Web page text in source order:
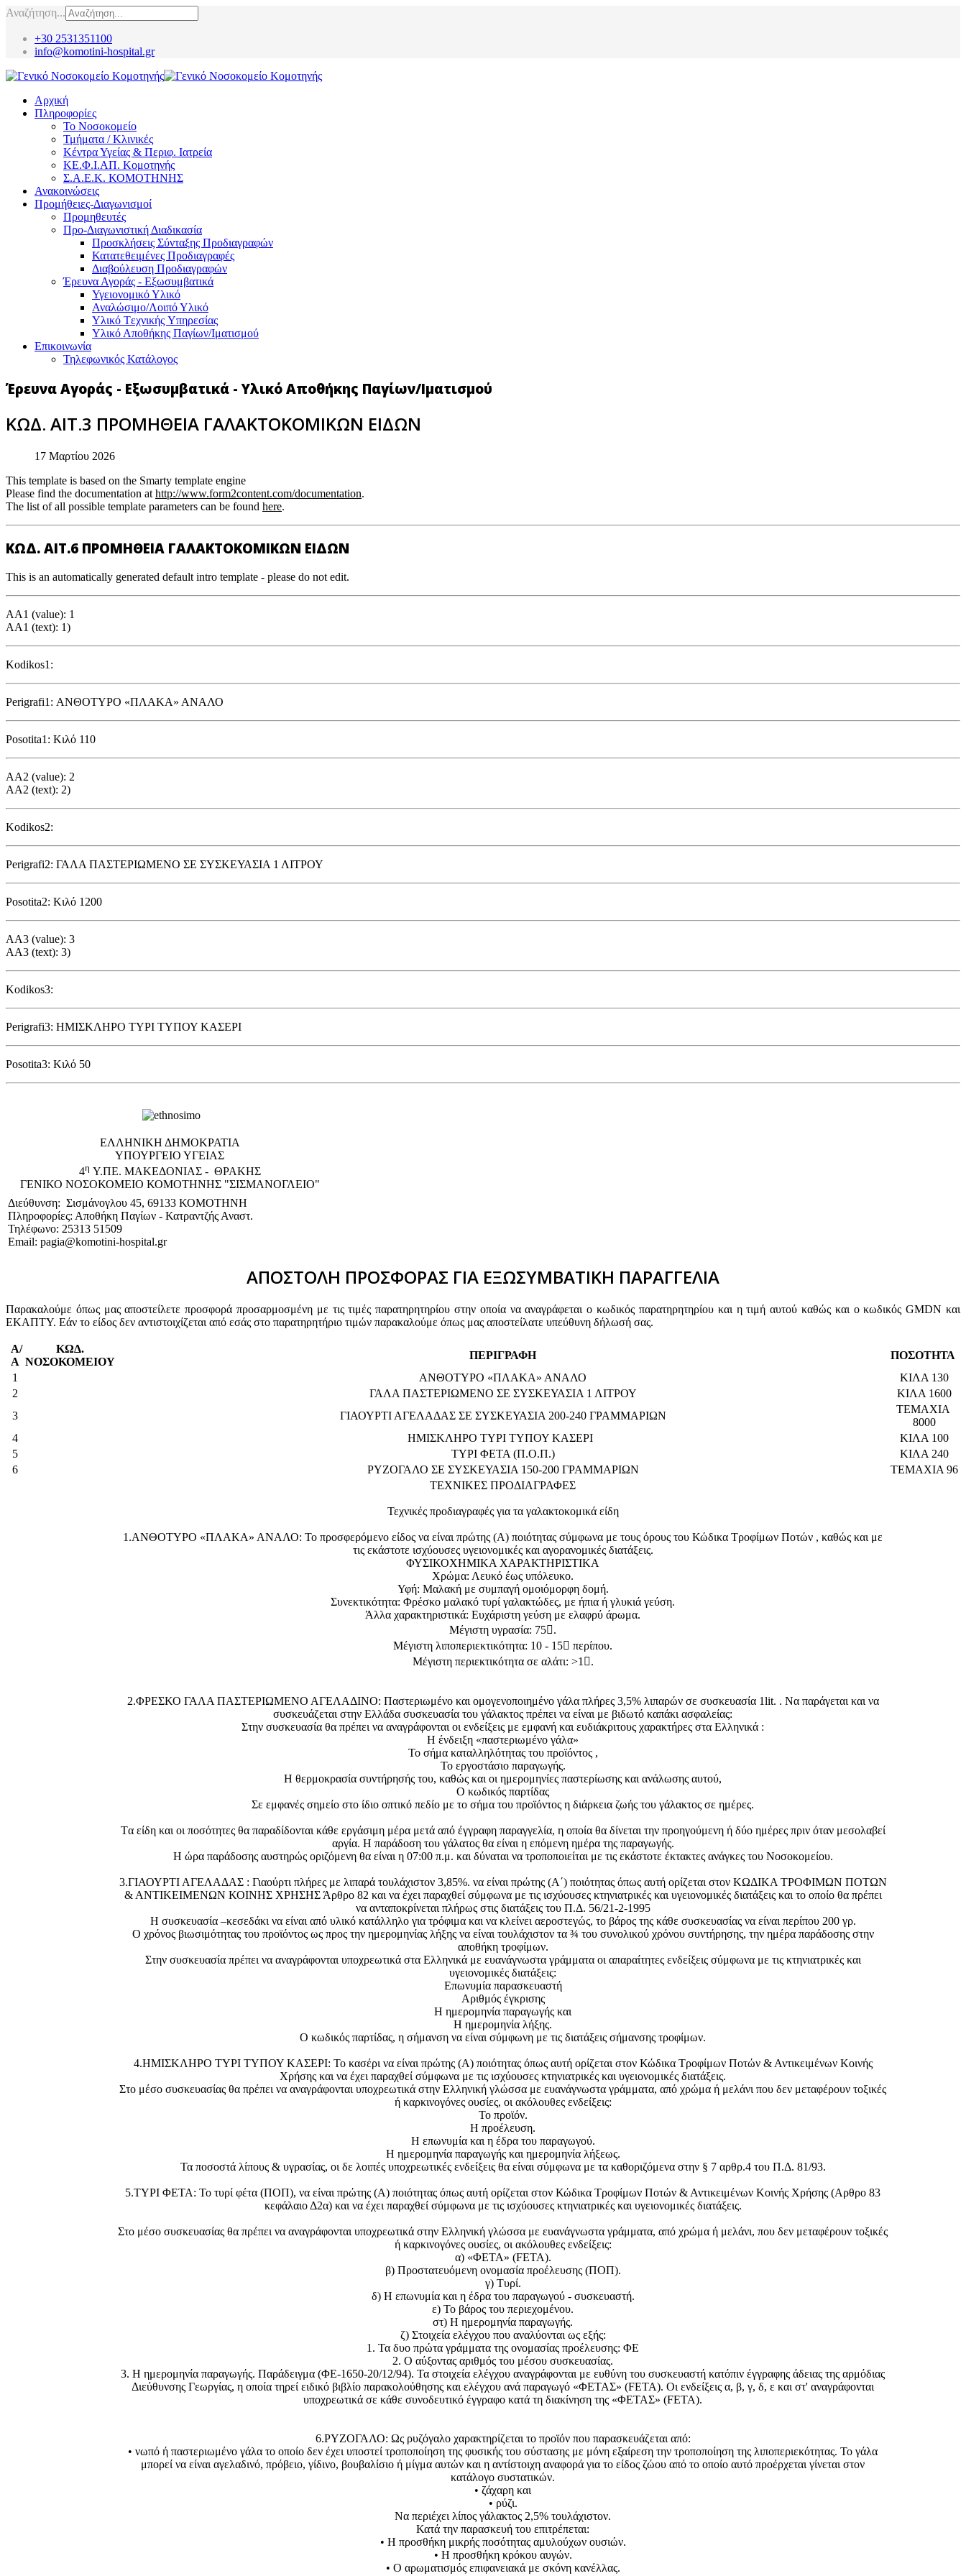
Αναζήτηση...
+30 2531351100
info@komotini-hospital.gr
Αρχική
Πληροφορίες
Το Νοσοκομείο
Τμήματα / Κλινικές
Κέντρα Υγείας & Περιφ. Ιατρεία
ΚΕ.Φ.Ι.ΑΠ. Κομοτηνής
Σ.Α.Ε.Κ. ΚΟΜΟΤΗΝΗΣ
Ανακοινώσεις
Προμήθειες-Διαγωνισμοί
Προμηθευτές
Προ-Διαγωνιστική Διαδικασία
Προσκλήσεις Σύνταξης Προδιαγραφών
Κατατεθειμένες Προδιαγραφές
Διαβούλευση Προδιαγραφών
Έρευνα Αγοράς - Εξωσυμβατικά
Υγειονομικό Υλικό
Αναλώσιμο/Λοιπό Υλικό
Υλικό Tεχνικής Yπηρεσίας
Υλικό Αποθήκης Παγίων/Ιματισμού
Επικοινωνία
Τηλεφωνικός Κατάλογος
Έρευνα Αγοράς - Εξωσυμβατικά - Υλικό Αποθήκης Παγίων/Ιματισμού
ΚΩΔ. ΑΙΤ.3 ΠΡΟΜΗΘΕΙΑ ΓΑΛΑΚΤΟΚΟΜΙΚΩΝ ΕΙΔΩΝ
17 Μαρτίου 2026
This template is based on the Smarty template engine
Please find the documentation at http://www.form2content.com/documentation.
The list of all possible template parameters can be found here.
ΚΩΔ. ΑΙΤ.6 ΠΡΟΜΗΘΕΙΑ ΓΑΛΑΚΤΟΚΟΜΙΚΩΝ ΕΙΔΩΝ
This is an automatically generated default intro template - please do not edit.
AA1 (value): 1
AA1 (text): 1)
Kodikos1:
Perigrafi1: ΑΝΘΟΤΥΡΟ «ΠΛΑΚΑ» ΑΝΑΛΟ
Posotita1: Κιλό 110
AA2 (value): 2
AA2 (text): 2)
Kodikos2:
Perigrafi2: ΓΑΛΑ ΠΑΣΤΕΡΙΩΜΕΝΟ ΣΕ ΣΥΣΚΕΥΑΣΙΑ 1 ΛΙΤΡΟΥ
Posotita2: Κιλό 1200
AA3 (value): 3
AA3 (text): 3)
Kodikos3:
Perigrafi3: ΗΜΙΣΚΛΗΡΟ ΤΥΡΙ ΤΥΠΟΥ ΚΑΣΕΡΙ
Posotita3: Κιλό 50
EΛΛΗΝΙΚΗ ΔΗΜΟΚΡΑΤΙΑ
ΥΠΟΥΡΓΕΙΟ ΥΓΕΙΑΣ
4η Υ.ΠΕ. ΜΑΚΕΔΟΝΙΑΣ - ΘΡΑΚΗΣ
ΓΕΝΙΚΟ NΟΣΟΚΟΜΕΙΟ ΚΟΜΟΤΗΝΗΣ "ΣΙΣΜΑΝΟΓΛΕΙΟ"
Διεύθυνση: Σισμάνογλου 45, 69133 ΚΟΜΟΤΗΝΗ
Πληροφορίες: Αποθήκη Παγίων - Κατραντζής Αναστ.
Τηλέφωνο: 25313 51509
Email: pagia@komotini-hospital.gr
ΑΠΟΣΤΟΛΗ ΠΡΟΣΦΟΡΑΣ ΓΙΑ ΕΞΩΣΥΜΒΑΤΙΚΗ ΠΑΡΑΓΓΕΛΙΑ
Παρακαλούμε όπως μας αποστείλετε προσφορά προσαρμοσμένη με τις τιμές παρατηρητηρίου στην οποία να αναγράφεται ο κωδικός παρατηρητηρίου και η τιμή αυτού καθώς και ο κωδικός GMDN και
ΕΚΑΠΤΥ. Εάν το είδος δεν αντιστοιχίζεται από εσάς στο παρατηρητήριο τιμών παρακαλούμε όπως μας αποστείλατε υπεύθυνη δήλωσή σας.
Α/
Α
ΚΩΔ.
ΝΟΣΟΚΟΜΕΙΟΥ
ΠΕΡΙΓΡΑΦΗ
ΠΟΣΟΤΗΤΑ
1
ΑΝΘΟΤΥΡΟ «ΠΛΑΚΑ» ΑΝΑΛΟ
ΚΙΛΑ 130
2
ΓΑΛΑ ΠΑΣΤΕΡΙΩΜΕΝΟ ΣΕ ΣΥΣΚΕΥΑΣΙΑ 1 ΛΙΤΡΟΥ
ΚΙΛΑ 1600
3
ΓΙΑΟΥΡΤΙ ΑΓΕΛΑΔΑΣ ΣΕ ΣΥΣΚΕΥΑΣΙΑ 200-240 ΓΡΑΜΜΑΡΙΩΝ
ΤΕΜΑΧΙΑ
8000
4
ΗΜΙΣΚΛΗΡΟ ΤΥΡΙ ΤΥΠΟΥ ΚΑΣΕΡΙ
ΚΙΛΑ 100
5
ΤΥΡΙ ΦΕΤΑ (Π.Ο.Π.)
ΚΙΛΑ 240
6
ΡΥΖΟΓΑΛΟ ΣΕ ΣΥΣΚΕΥΑΣΙΑ 150-200 ΓΡΑΜΜΑΡΙΩΝ
ΤΕΜΑΧΙΑ 96
ΤΕΧΝΙΚΕΣ ΠΡΟΔΙΑΓΡΑΦΕΣ
Τεχνικές προδιαγραφές για τα γαλακτοκομικά είδη
1.ΑΝΘΟΤΥΡΟ «ΠΛΑΚΑ» ΑΝΑΛΟ: Το προσφερόμενο είδος να είναι πρώτης (Α) ποιότητας σύμφωνα με τους όρους του Κώδικα Τροφίμων Ποτών , καθώς και με
τις εκάστοτε ισχύουσες υγειονομικές και αγορανομικές διατάξεις.
ΦΥΣΙΚΟΧΗΜΙΚΑ ΧΑΡΑΚΤΗΡΙΣΤΙΚΑ
Χρώμα: Λευκό έως υπόλευκο.
Υφή: Μαλακή με συμπαγή ομοιόμορφη δομή.
Συνεκτικότητα: Φρέσκο μαλακό τυρί γαλακτώδες, με ήπια ή γλυκιά γεύση.
Άλλα χαρακτηριστικά: Ευχάριστη γεύση με ελαφρύ άρωμα.
Μέγιστη υγρασία: 75.
Μέγιστη λιποπεριεκτικότητα: 10 - 15 περίπου.
Μέγιστη περιεκτικότητα σε αλάτι: >1.
2.ΦΡΕΣΚΟ ΓΑΛΑ ΠΑΣΤΕΡΙΩΜΕΝΟ ΑΓΕΛΑΔΙΝΟ: Παστεριωμένο και ομογενοποιημένο γάλα πλήρες 3,5% λιπαρών σε συσκευασία 1lit. . Να παράγεται και να
συσκευάζεται στην Ελλάδα συσκευασία του γάλακτος πρέπει να είναι με βιδωτό καπάκι ασφαλείας:
Στην συσκευασία θα πρέπει να αναγράφονται οι ενδείξεις με εμφανή και ευδιάκριτους χαρακτήρες στα Ελληνικά :
Η ένδειξη «παστεριωμένο γάλα»
Το σήμα καταλληλότητας του προϊόντος ,
Το εργοστάσιο παραγωγής.
Η θερμοκρασία συντήρησής του, καθώς και οι ημερομηνίες παστερίωσης και ανάλωσης αυτού,
Ο κωδικός παρτίδας
Σε εμφανές σημείο στο ίδιο οπτικό πεδίο με το σήμα του προϊόντος η διάρκεια ζωής του γάλακτος σε ημέρες.
Tα είδη και οι ποσότητες θα παραδίδονται κάθε εργάσιμη μέρα μετά από έγγραφη παραγγελία, η οποία θα δίνεται την προηγούμενη ή δύο ημέρες πριν όταν μεσολαβεί
αργία. Η παράδοση του γάλατος θα είναι η επόμενη ημέρα της παραγωγής.
Η ώρα παράδοσης αυστηρώς οριζόμενη θα είναι η 07:00 π.μ. και δύναται να τροποποιείται με τις εκάστοτε έκτακτες ανάγκες του Νοσοκομείου.
3.ΓΙΑΟΥΡΤΙ ΑΓΕΛΑΔΑΣ : Γιαούρτι πλήρες με λιπαρά τουλάχιστον 3,85%. να είναι πρώτης (Α΄) ποιότητας όπως αυτή ορίζεται στον ΚΩΔΙΚΑ ΤΡΟΦΙΜΩΝ ΠΟΤΩΝ
& ΑΝΤΙΚΕΙΜΕΝΩΝ ΚΟΙΝΗΣ ΧΡΗΣΗΣ Άρθρο 82 και να έχει παραχθεί σύμφωνα με τις ισχύουσες κτηνιατρικές και υγειονομικές διατάξεις και το οποίο θα πρέπει
να ανταποκρίνεται πλήρως στις διατάξεις του Π.Δ. 56/21-2-1995
Η συσκευασία –κεσεδάκι να είναι από υλικό κατάλληλο για τρόφιμα και να κλείνει αεροστεγώς, το βάρος της κάθε συσκευασίας να είναι περίπου 200 γρ.
Ο χρόνος βιωσιμότητας του προϊόντος ως προς την ημερομηνίας λήξης να είναι τουλάχιστον τα ¾ του συνολικού χρόνου συντήρησης, την ημέρα παράδοσης στην
αποθήκη τροφίμων.
Στην συσκευασία πρέπει να αναγράφονται υποχρεωτικά στα Ελληνικά με ευανάγνωστα γράμματα οι απαραίτητες ενδείξεις σύμφωνα με τις κτηνιατρικές και
υγειονομικές διατάξεις:
Επωνυμία παρασκευαστή
Αριθμός έγκρισης
Η ημερομηνία παραγωγής και
Η ημερομηνία λήξης.
Ο κωδικός παρτίδας, η σήμανση να είναι σύμφωνη με τις διατάξεις σήμανσης τροφίμων.
4.ΗΜΙΣΚΛΗΡΟ ΤΥΡΙ ΤΥΠΟΥ ΚΑΣΕΡΙ: Το κασέρι να είναι πρώτης (Α) ποιότητας όπως αυτή ορίζεται στον Κώδικα Τροφίμων Ποτών & Αντικειμένων Κοινής
Χρήσης και να έχει παραχθεί σύμφωνα με τις ισχύουσες κτηνιατρικές και υγειονομικές διατάξεις.
Στο μέσο συσκευασίας θα πρέπει να αναγράφονται υποχρεωτικά στην Ελληνική γλώσσα με ευανάγνωστα γράμματα, από χρώμα ή μελάνι που δεν μεταφέρουν τοξικές
ή καρκινογόνες ουσίες, οι ακόλουθες ενδείξεις:
Το προϊόν.
Η προέλευση.
Η επωνυμία και η έδρα του παραγωγού.
Η ημερομηνία παραγωγής και ημερομηνία λήξεως.
Τα ποσοστά λίπους & υγρασίας, οι δε λοιπές υποχρεωτικές ενδείξεις θα είναι σύμφωνα με τα καθοριζόμενα στην § 7 αρθρ.4 του Π.Δ. 81/93.
5.ΤΥΡΙ ΦΕΤΑ: Το τυρί φέτα (ΠΟΠ), να είναι πρώτης (Α) ποιότητας όπως αυτή ορίζεται στον Κώδικα Τροφίμων Ποτών & Αντικειμένων Κοινής Χρήσης (Αρθρο 83
κεφάλαιο Δ2α) και να έχει παραχθεί σύμφωνα με τις ισχύουσες κτηνιατρικές και υγειονομικές διατάξεις.
Στο μέσο συσκευασίας θα πρέπει να αναγράφονται υποχρεωτικά στην Ελληνική γλώσσα με ευανάγνωστα γράμματα, από χρώμα ή μελάνι, που δεν μεταφέρουν τοξικές
ή καρκινογόνες ουσίες, οι ακόλουθες ενδείξεις:
α) «ΦΕΤΑ» (FETA).
β) Προστατευόμενη ονομασία προέλευσης (ΠΟΠ).
γ) Τυρί.
δ) Η επωνυμία και η έδρα του παραγωγού - συσκευαστή.
ε) Το βάρος του περιεχομένου.
στ) Η ημερομηνία παραγωγής.
ζ) Στοιχεία ελέγχου που αναλύονται ως εξής:
1. Τα δυο πρώτα γράμματα της ονομασίας προέλευσης: ΦΕ
2. Ο αύξοντας αριθμός του μέσου συσκευασίας.
3. Η ημερομηνία παραγωγής. Παράδειγμα (ΦΕ-1650-20/12/94). Τα στοιχεία ελέγχου αναγράφονται με ευθύνη του συσκευαστή κατόπιν έγγραφης άδειας της αρμόδιας
Διεύθυνσης Γεωργίας, η οποία τηρεί ειδικό βιβλίο παρακολούθησης και ελέγχου ανά παραγωγό «ΦΕΤΑΣ» (FETA). Οι ενδείξεις α, β, γ, δ, ε και στ' αναγράφονται
υποχρεωτικά σε κάθε συνοδευτικό έγγραφο κατά τη διακίνηση της «ΦΕΤΑΣ» (FETA).
6.ΡΥΖΟΓΑΛΟ: Ως ρυζόγαλο χαρακτηρίζεται το προϊόν που παρασκευάζεται από:
• νωπό ή παστεριωμένο γάλα το οποίο δεν έχει υποστεί τροποποίηση της φυσικής του σύστασης με μόνη εξαίρεση την τροποποίηση της λιποπεριεκότητας. Το γάλα
μπορεί να είναι αγελαδινό, πρόβειο, γίδινο, βουβαλίσιο ή μίγμα αυτών και η αντίστοιχη αναφορά για το είδος ζώου από το οποίο αυτό προέρχεται γίνεται στον
κατάλογο συστατικών.
• ζάχαρη και
• ρύζι.
Nα περιέχει λίπος γάλακτος 2,5% τουλάχιστον.
Κατά την παρασκευή του επιτρέπεται:
• Η προσθήκη μικρής ποσότητας αμυλούχων ουσιών.
• Η προσθήκη κρόκου αυγών.
• Ο αρωματισμός επιφανειακά με σκόνη κανέλλας.